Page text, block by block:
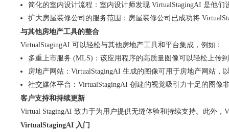
简化的室内设计流程：室内设计师发现 VirtualStagingAI 是他
扩大房屋装修公司的服务范围：房屋装修公司已成功将
与其他房地产工具的整合
VirtualStagingAI 可以轻松与其他房地产工具和平台集成，例如：
多重上市服务 (MLS)：该应用程序的高质量图像可以轻松上传
房地产网站：VirtualStagingAI 生成的图像可用于房地产网站
社交媒体平台：VirtualStagingAI 创建的视觉吸引力十足的图
客户支持和持续更新
Virtual StagingAI 致力于为用户提供无缝体验和持续支持。此外
VirtualStagingAI 入门